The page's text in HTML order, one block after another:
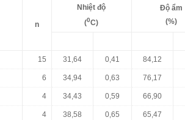
n
Nhiệt độ
(0C)
Độ ẩm
(%)
15 31,64 0,41 84,12
6 34,94 0,63 76,17
4 34,43 0,59 66,90
4 38,58 0,65 65,47